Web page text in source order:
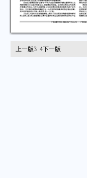
上一版3 4下一版